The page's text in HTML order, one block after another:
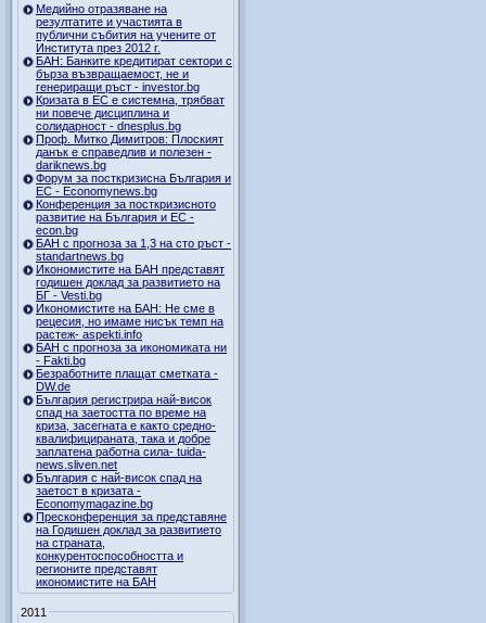
Медийно отразяване на
резултатите и участията в
публични събития на учените от
Института през 2012 г.
БАН: Банките кредитират сектори с
бърза възвращаемост, не и
генериращи ръст - investor.bg
Кризата в ЕС е системна, трябват
ни повече дисциплина и
солидарност - dnesplus.bg
Проф. Митко Димитров: Плоският
данък е справедлив и полезен -
dariknews.bg
Форум за посткризисна България и
ЕС - Economynews.bg
Конференция за посткризисното
развитие на България и ЕС -
econ.bg
БАН с прогноза за 1,3 на сто ръст -
standartnews.bg
Икономистите на БАН представят
годишен доклад за развитието на
БГ - Vesti.bg
Икономистите на БАН: Не сме в
рецесия, но имаме нисък темп на
растеж- aspekti.info
БАН с прогноза за икономиката ни
- Fakti.bg
Безработните плащат сметката -
DW.de
България регистрира най-висок
спад на заетостта по време на
криза, засегната е както средно-
квалифицираната, така и добре
заплатена работна сила- tuida-
news.sliven.net
България с най-висок спад на
заетост в кризата -
Economymagazine.bg
Пресконференция за представяне
на Годишен доклад за развитието
на страната,
конкурентоспособността и
регионите представят
икономистите на БАН
2011